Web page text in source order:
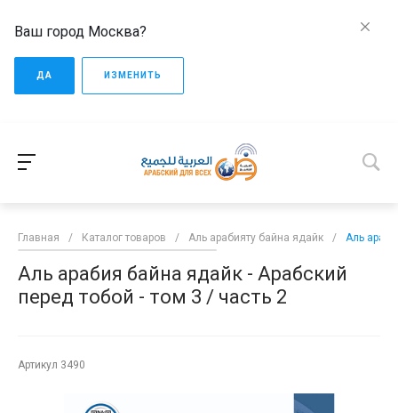
Ваш город Москва?
ДА ИЗМЕНИТЬ
Главная / Каталог товаров / Аль арабияту байна ядайк / Аль
Аль арабия байна ядайк - Арабский
перед тобой - том 3 / часть 2
Артикул 3490